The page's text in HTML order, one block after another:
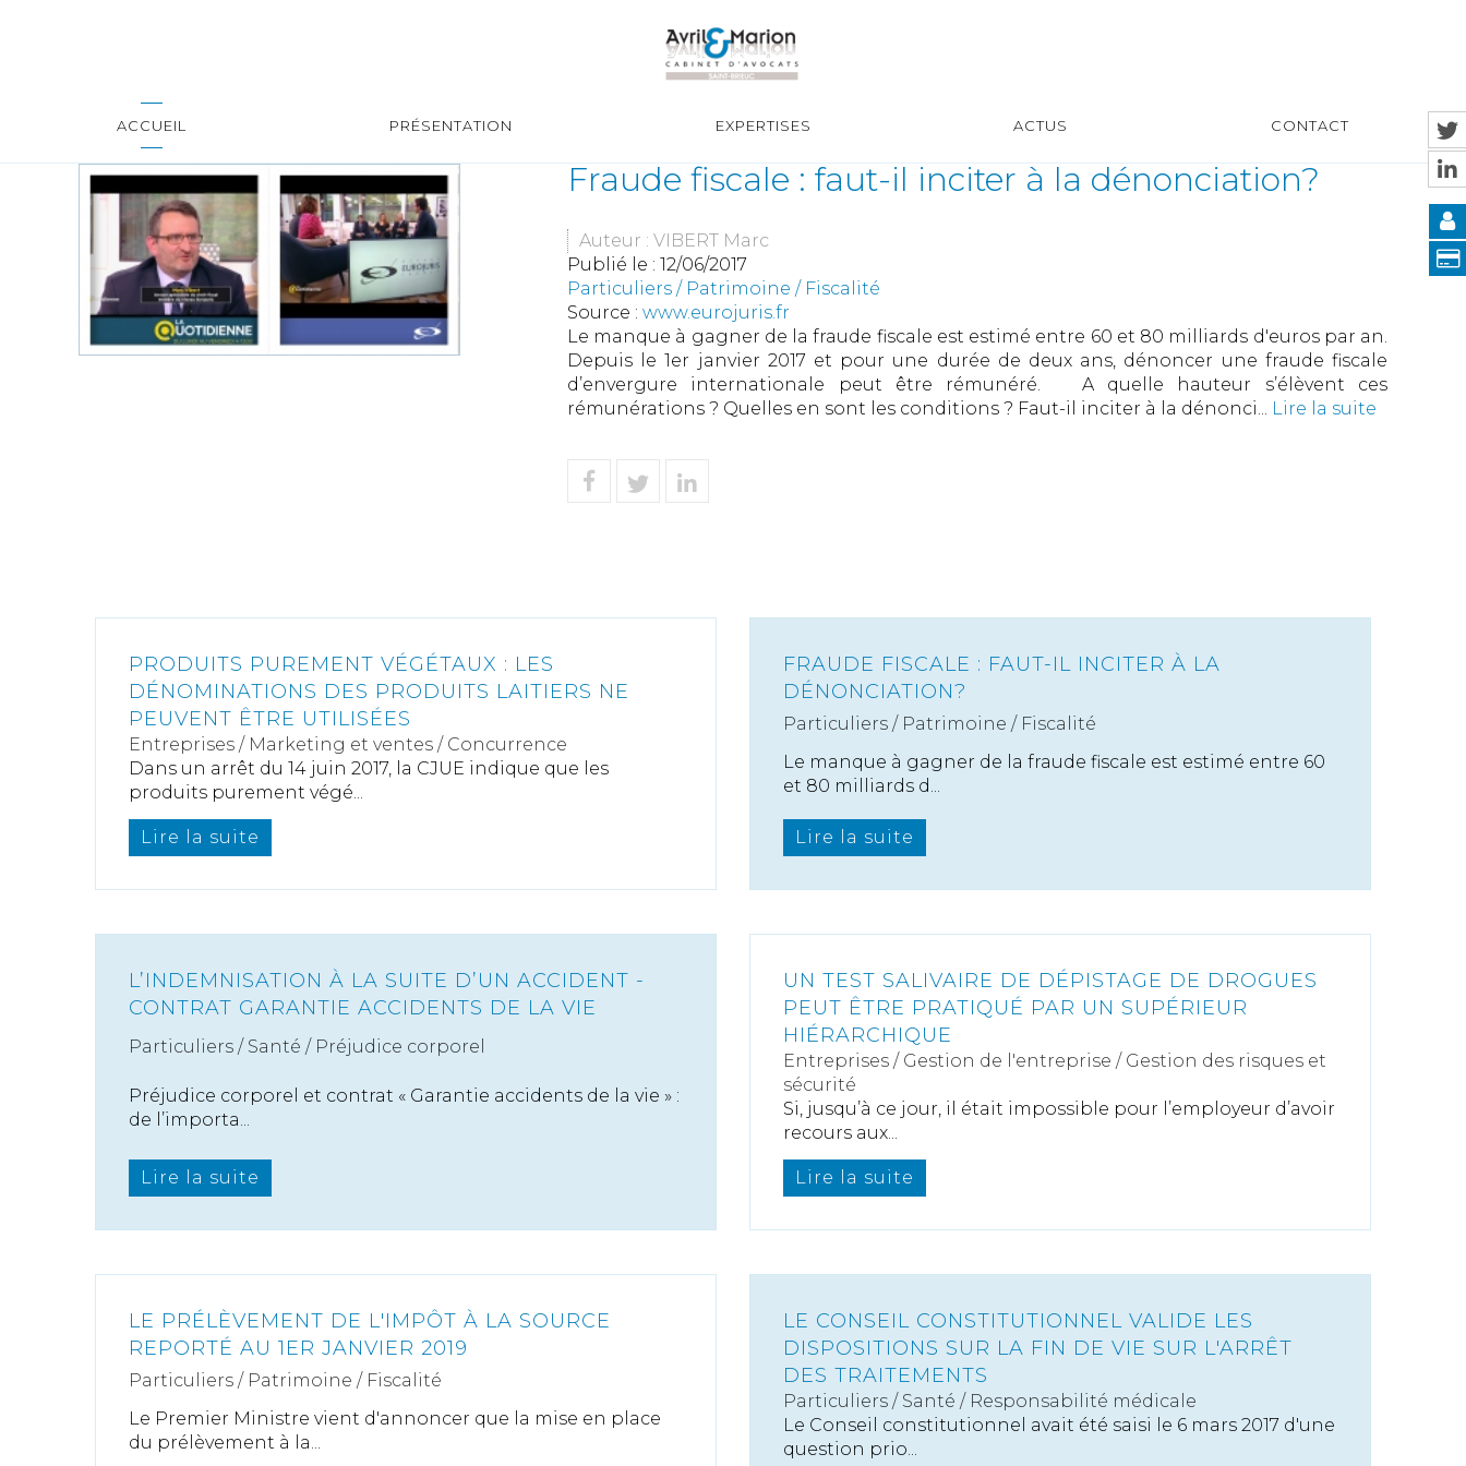
ACCUEIL PRÉSENTATION EXPERTISES ACTUS CONTACT
Fraude fiscale : faut-il inciter à la dénonciation?
Auteur : VIBERT Marc
Publié le : 12/06/2017
Particuliers / Patrimoine / Fiscalité
Source : www.eurojuris.fr
Le manque à gagner de la fraude fiscale est estimé entre 60 et 80 milliards d'euros par an.
Depuis le 1er janvier 2017 et pour une durée de deux ans, dénoncer une fraude fiscale
d’envergure internationale peut être rémunéré. A quelle hauteur s’élèvent ces
rémunérations ? Quelles en sont les conditions ? Faut-il inciter à la dénonci... Lire la suite
PRODUITS PUREMENT VÉGÉTAUX : LES
DÉNOMINATIONS DES PRODUITS LAITIERS NE
PEUVENT ÊTRE UTILISÉES
Entreprises / Marketing et ventes / Concurrence
Dans un arrêt du 14 juin 2017, la CJUE indique que les
produits purement végé...
Lire la suite
FRAUDE FISCALE : FAUT-IL INCITER À LA
DÉNONCIATION?
Particuliers / Patrimoine / Fiscalité
Le manque à gagner de la fraude fiscale est estimé entre 60
et 80 milliards d...
Lire la suite
L’INDEMNISATION À LA SUITE D’UN ACCIDENT -
CONTRAT GARANTIE ACCIDENTS DE LA VIE
Particuliers / Santé / Préjudice corporel
Préjudice corporel et contrat « Garantie accidents de la vie » :
de l’importa...
Lire la suite
UN TEST SALIVAIRE DE DÉPISTAGE DE DROGUES
PEUT ÊTRE PRATIQUÉ PAR UN SUPÉRIEUR
HIÉRARCHIQUE
Entreprises / Gestion de l'entreprise / Gestion des risques et
sécurité
Si, jusqu’à ce jour, il était impossible pour l’employeur d’avoir
recours aux...
Lire la suite
LE PRÉLÈVEMENT DE L'IMPÔT À LA SOURCE
REPORTÉ AU 1ER JANVIER 2019
Particuliers / Patrimoine / Fiscalité
Le Premier Ministre vient d'annoncer que la mise en place
du prélèvement à la...
LE CONSEIL CONSTITUTIONNEL VALIDE LES
DISPOSITIONS SUR LA FIN DE VIE SUR L'ARRÊT
DES TRAITEMENTS
Particuliers / Santé / Responsabilité médicale
Le Conseil constitutionnel avait été saisi le 6 mars 2017 d'une
question prio...